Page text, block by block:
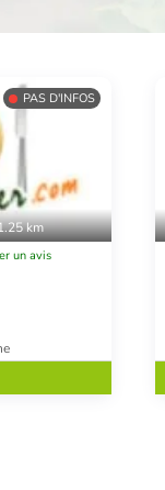
PAS D'INFOS
km
un avis